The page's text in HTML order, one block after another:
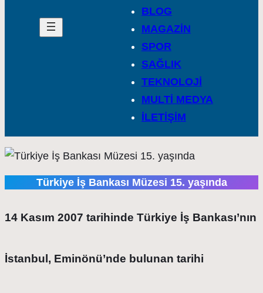
BLOG
MAGAZİN
SPOR
SAĞLIK
TEKNOLOJİ
MULTİ MEDYA
İLETİŞİM
Türkiye İş Bankası Müzesi 15. yaşında
14 Kasım 2007 tarihinde Türkiye İş Bankası’nın
İstanbul, Eminönü’nde bulunan tarihi